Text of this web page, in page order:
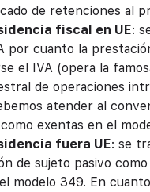
de retenciones al
fiscal en UE:
por cuanto la
el IVA (opera la
de operaciones
atender al
exentas en el
fuera UE: se
de sujeto pasivo
modelo 349. En